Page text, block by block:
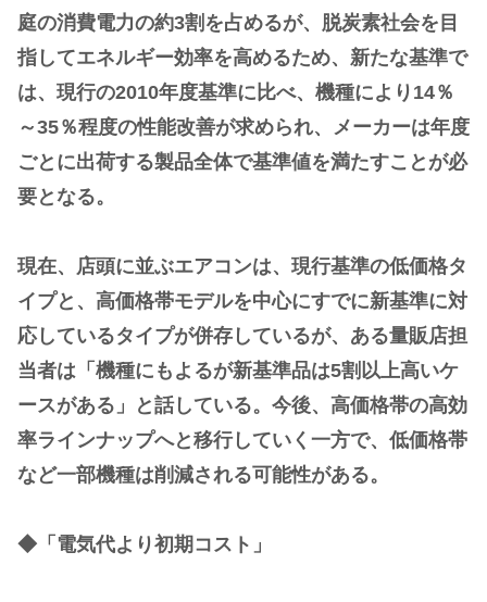
庭の消費電力の約3割を占めるが、脱炭素社会を目
指してエネルギー効率を高めるため、新たな基準で
は、現行の2010年度基準に比べ、機種により14％
～35％程度の性能改善が求められ、メーカーは年度
ごとに出荷する製品全体で基準値を満たすことが必
要となる。
現在、店頭に並ぶエアコンは、現行基準の低価格タ
イプと、高価格帯モデルを中心にすでに新基準に対
応しているタイプが併存しているが、ある量販店担
当者は「機種にもよるが新基準品は5割以上高いケ
ースがある」と話している。今後、高価格帯の高効
率ラインナップへと移行していく一方で、低価格帯
など一部機種は削減される可能性がある。
◆「電気代より初期コスト」